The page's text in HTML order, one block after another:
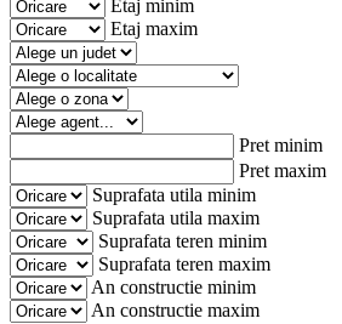
Etaj minim
Etaj maxim
Pret minim
Pret maxim
Suprafata utila minim
Suprafata utila maxim
Suprafata teren minim
Suprafata teren maxim
An constructie minim
An constructie maxim